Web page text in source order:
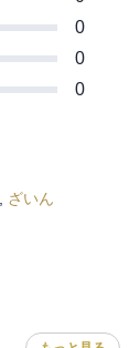
0
0
0
ざいん